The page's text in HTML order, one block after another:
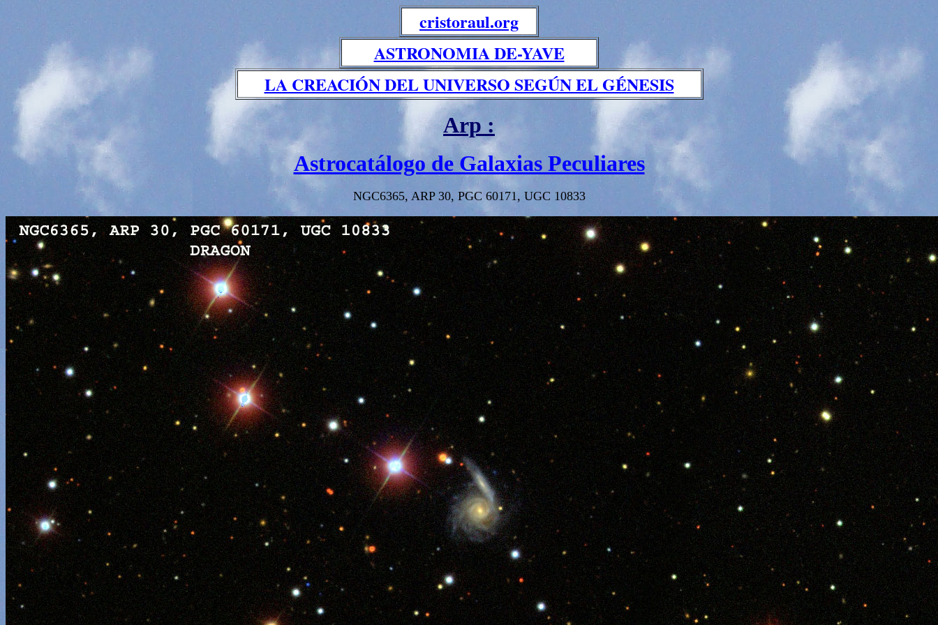
cristoraul.org
ASTRONOMIA DE-YAVE
LA CREACIÓN DEL UNIVERSO SEGÚN EL GÉNESIS
Arp :
Astrocatálogo de Galaxias Peculiares
NGC6365, ARP 30, PGC 60171, UGC 10833